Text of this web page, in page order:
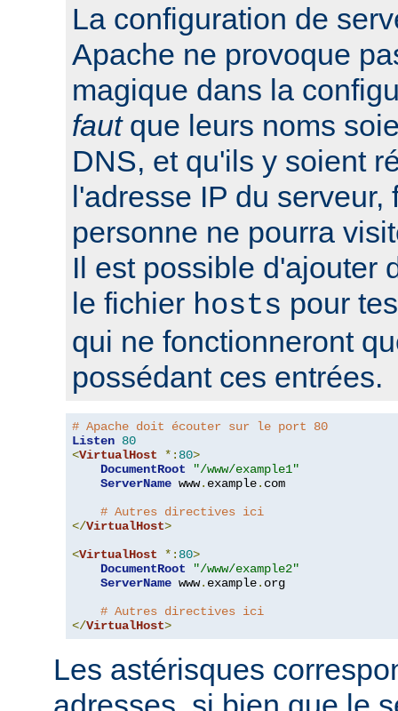
La configuration de
Apache ne provoque
magique dans la
fautque leurs noms
DNS, et qu'ils y soient
l'adresse IP du serveur,
personne ne pourra
Il est possible d'ajouter
le fichier hosts pour
qui ne fonctionneront
possédant ces entrées.
# Apache doit écouter sur le port 80
Listen 80
<VirtualHost *: 80>
DocumentRoot
"/www/example1"
ServerName www. example. com
# Autres directives ici
</VirtualHost>
<VirtualHost *: 80>
DocumentRoot
"/www/example2"
ServerName www. example. org
# Autres directives ici
</VirtualHost>
Les astérisques